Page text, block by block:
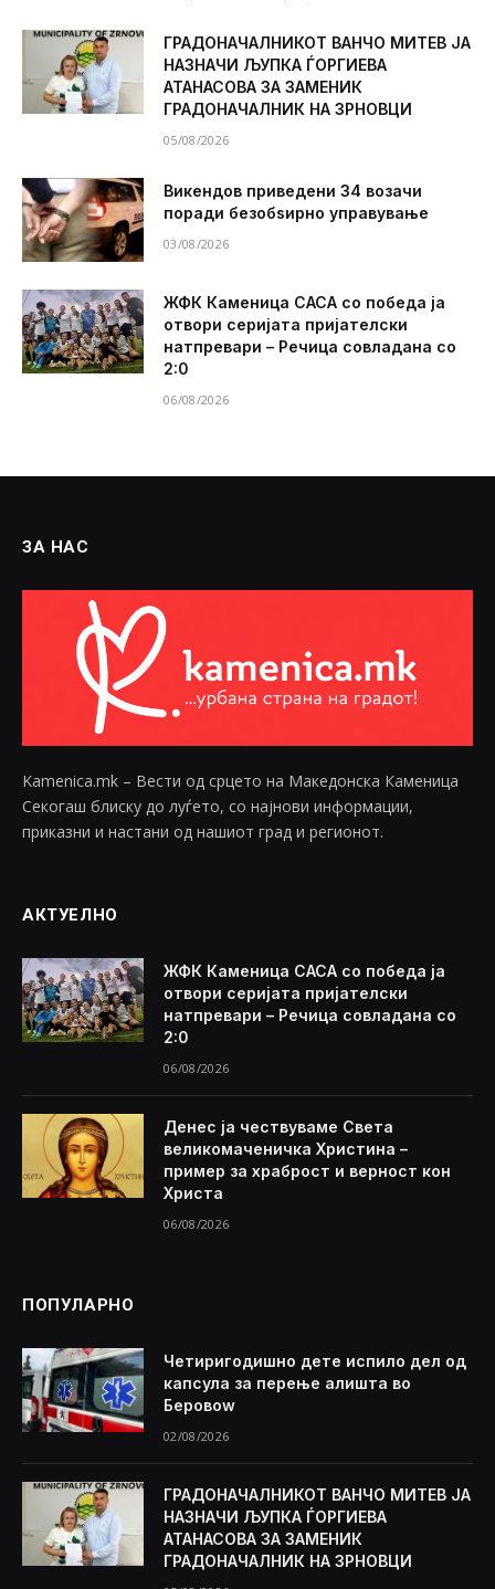
ГРАДОНАЧАЛНИКОТ ВАНЧО МИТЕВ ЈА
НАЗНАЧИ ЉУПКА ЃОРГИЕВА
АТАНАСОВА ЗА ЗАМЕНИК
ГРАДОНАЧАЛНИК НА ЗРНОВЦИ
05/08/2026
Викендов приведени 34 возачи
поради безобѕирно управување
03/08/2026
ЖФК Каменица САСА со победа ја
отвори серијата пријателски
натпревари – Речица совладана со
2:0
06/08/2026
ЗА НАС
Kamenica.mk – Вести од срцето на Македонска Каменица
Секогаш блиску до луѓето, со најнови информации,
приказни и настани од нашиот град и регионот.
АКТУЕЛНО
ЖФК Каменица САСА со победа ја
отвори серијата пријателски
натпревари – Речица совладана со
2:0
06/08/2026
Денес ја чествуваме Света
великомаченичка Христина –
пример за храброст и верност кон
Христа
06/08/2026
ПОПУЛАРНО
Четиригодишно дете испило дел од
капсула за перење алишта во
Беровоw
02/08/2026
ГРАДОНАЧАЛНИКОТ ВАНЧО МИТЕВ ЈА
НАЗНАЧИ ЉУПКА ЃОРГИЕВА
АТАНАСОВА ЗА ЗАМЕНИК
ГРАДОНАЧАЛНИК НА ЗРНОВЦИ